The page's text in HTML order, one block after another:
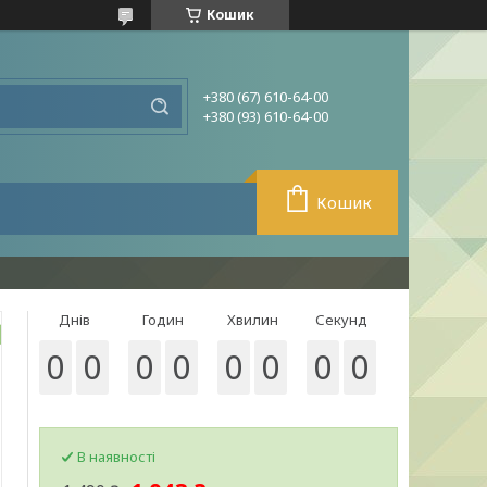
Кошик
+380 (67) 610-64-00
+380 (93) 610-64-00
Кошик
Днів
0 0
Годин
0 0
Хвилин
0 0
Секунд
0 0
В наявності